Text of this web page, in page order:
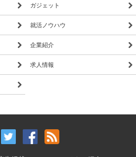
ガジェット
就活ノウハウ
企業紹介
求人情報